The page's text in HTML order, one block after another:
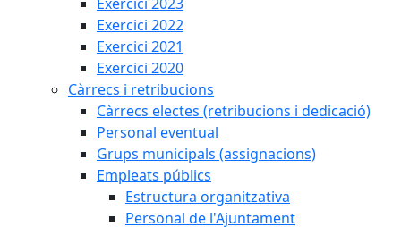
Exercici 2022
Exercici 2021
Exercici 2020
Càrrecs i retribucions
Càrrecs electes (retribucions i dedicació)
Personal eventual
Grups municipals (assignacions)
Empleats públics
Estructura organitzativa
Personal de l'Ajuntament